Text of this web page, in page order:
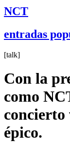
NCT
entradas
[talk]
Con la
como
concierto
épico.